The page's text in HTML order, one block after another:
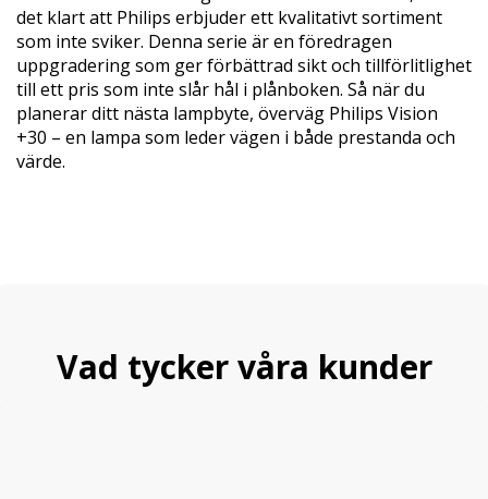
det klart att Philips erbjuder ett kvalitativt sortiment
som inte sviker. Denna serie är en föredragen
uppgradering som ger förbättrad sikt och tillförlitlighet
till ett pris som inte slår hål i plånboken. Så när du
planerar ditt nästa lampbyte, överväg Philips Vision
+30 – en lampa som leder vägen i både prestanda och
värde.
Vad tycker våra kunder